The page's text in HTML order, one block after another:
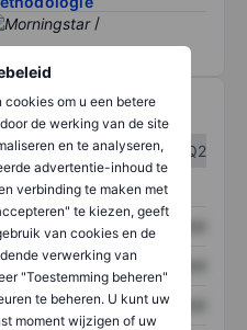
om u een betere
de werking van de site
en te analyseren,
advertentie-inhoud te
verbinding te maken met
te kiezen, geeft
van cookies en de
verwerking van
"Toestemming beheren"
te beheren. U kunt uw
moment wijzigen of uw
/
Q1
Q2
XXXXXXX XXXXXXX
XXXXXXX
XXXXXXX XXXXXXX